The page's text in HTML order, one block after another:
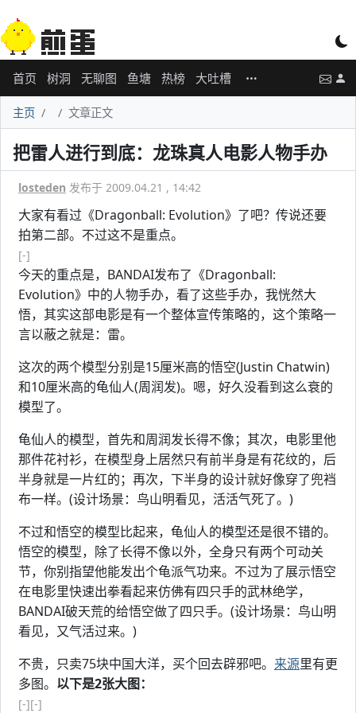
首页 树洞 无聊图 鱼塘 热榜 大吐槽
主页 文章正文
把雷人进行到底：龙珠真人电影人物手办
losteden 发布于 2009.04.21 , 14:42
大家有看过《Dragonball: Evolution》了吧？传说还要
拍第二部。不过这不是重点。
[-]
今天的重点是，BANDAI发布了《Dragonball:
Evolution》中的人物手办，看了这些手办，我恍然大
悟，其实这部电影是有一个整体宣传策略的，这个策略一
言以蔽之就是：雷。
这次的两个模型分别是15厘米高的悟空(Justin Chatwin)
和10厘米高的龟仙人(周润发)。嗯，好久没看到这么衰的
模型了。
龟仙人的模型，首先和周润发长得不像；其次，电影里他
那件花衬衫，在模型身上居然只有前半身是有花纹的，后
半身就是一片红的；再次，下半身的设计就好像穿了兜裆
布一样。(设计场景：鸟山明看见，活活气死了。)
不过和悟空的模型比起来，龟仙人的模型还是很不错的。
悟空的模型，除了长得不像以外，全身只有两个可动关
节，你别指望他能发出个龟派气功来。不过为了展示悟空
在电影里快速出拳看起来仿佛有四只手的武林绝学，
BANDAI破天荒的给悟空做了四只手。(设计场景：鸟山明
看见，又气活过来。)
不贵，只卖75块中国大洋，买个回去辟邪吧。 来源里有更
多图。 以下是2张大图：
[-][-]